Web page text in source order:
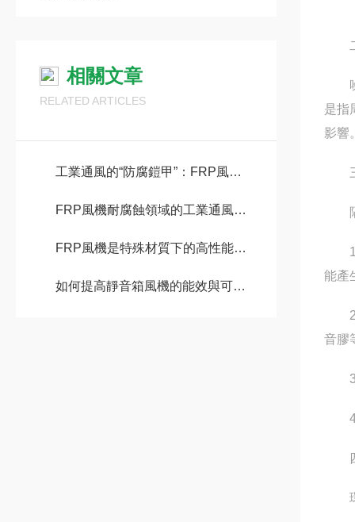
相關文章
RELATED ARTICLES
工業通風的“防腐鎧甲”：FRP風機深度解析
FRP風機耐腐蝕領域的工業通風專家
FRP風機是特殊材質下的高性能風機
如何提高靜音箱風機的能效與可靠性
二
噪
是指
影響。
三
隔
1.
能產
2.
音膠
3.
4.
四
環